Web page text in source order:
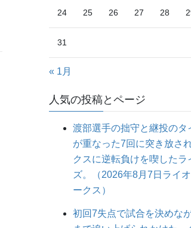
24 25 26 27 28
31
« 1月
人気の投稿とページ
渡部選手の拙守と継投のタ
が重なった7回に突き放さ
クスに逆転負けを喫したラ
ズ。（2026年8月7日ライ
ークス）
初回7失点で試合を決めな